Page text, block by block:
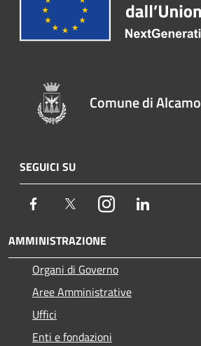
Comune di Alcamo
SEGUICI SU
Facebook TwitterInstagram
AMMINISTRAZIONE
Organi di Governo
Aree Amministrative
Uffici
Enti e fondazioni